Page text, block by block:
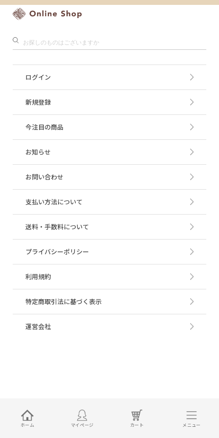
ログイン
新規登録
今注目の商品
お知らせ
お問い合わせ
支払い方法について
送料・手数料について
プライバシーポリシー
利用規約
特定商取引法に基づく表示
運営会社
ホーム マイページ カート メニュー